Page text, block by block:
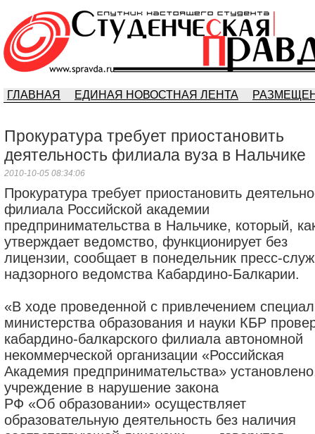
ГЛАВНАЯ ЕДИНАЯ НОВОСТНАЯ ЛЕНТА
Прокуратура требует приостановить
деятельность филиала вуза в Нальчике
2010-10-05 08:34:06
Прокуратура требует приостановить
филиала Российской академии
предпринимательства в Нальчике, который,
утверждает ведомство, функционирует без
лицензии, сообщает в понедельник пресс-
надзорного ведомства Кабардино-Балкарии.
«В ходе проведенной с привлечением
министерства образования и науки КБР
кабардино-балкарского филиала автономной
некоммерческой организации «Российская
Академия предпринимательства»
учреждение в нарушение закона
РФ «Об образовании» осуществляет
образовательную деятельность без наличия